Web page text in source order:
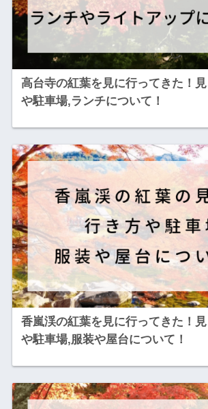
高台寺の紅葉を見に行ってきた！
や駐車場,ランチについて！
香嵐渓の紅葉を見に行ってきた！
や駐車場,服装や屋台について！